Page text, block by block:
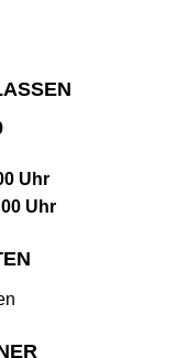
Uhr
Uhr